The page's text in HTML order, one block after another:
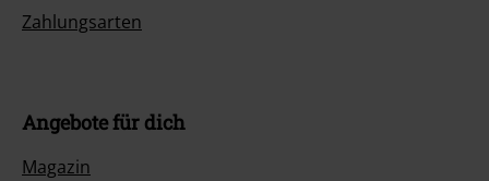
Zahlungsarten
Angebote für dich
Magazin